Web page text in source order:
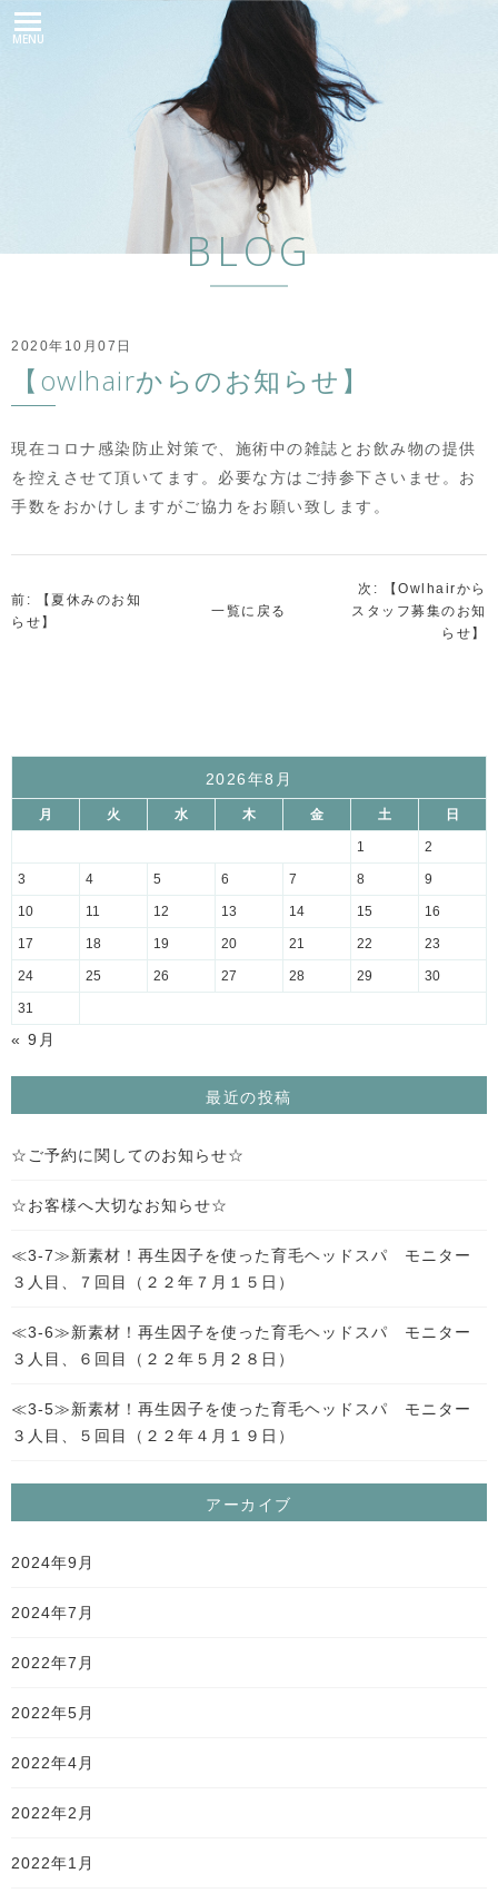
MENU
BLOG
2020年10月07日
【owlhairからのお知らせ】
現在コロナ感染防止対策で、施術中の雑誌とお飲み物の提供
を控えさせて頂いてます。必要な方はご持参下さいませ。お
手数をおかけしますがご協力をお願い致します。
前: 【夏休みのお知
らせ】
一覧に戻る
次: 【Owlhairから
スタッフ募集のお知
らせ】
2026年8月
月 火 水 木 金 土 日
1 2
3 4 5 6 7 8 9
10 11 12 13 14 15 16
17 18 19 20 21 22 23
24 25 26 27 28 29 30
31
« 9月
最近の投稿
☆ご予約に関してのお知らせ☆
☆お客様へ大切なお知らせ☆
≪3-7≫新素材！再生因子を使った育毛ヘッドスパ モニター
３人目、７回目（２２年７月１５日）
≪3-6≫新素材！再生因子を使った育毛ヘッドスパ モニター
３人目、６回目（２２年５月２８日）
≪3-5≫新素材！再生因子を使った育毛ヘッドスパ モニター
３人目、５回目（２２年４月１９日）
アーカイブ
2024年9月
2024年7月
2022年7月
2022年5月
2022年4月
2022年2月
2022年1月